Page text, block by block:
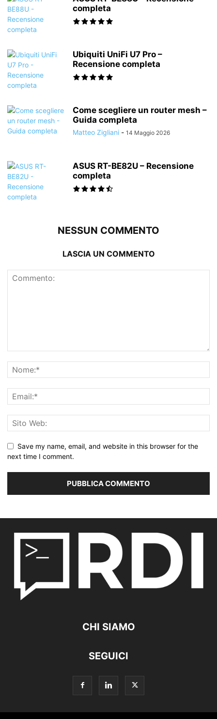
completa
Ubiquiti UniFi U7 Pro –
Recensione completa
Come scegliere un router mesh –
Guida completa
Matteo Zigliani - 14 Maggio 2026
ASUS RT-BE82U – Recensione
completa
NESSUN COMMENTO
LASCIA UN COMMENTO
Save my name, email, and website in this browser for the
next time I comment.
CHI SIAMO
SEGUICI